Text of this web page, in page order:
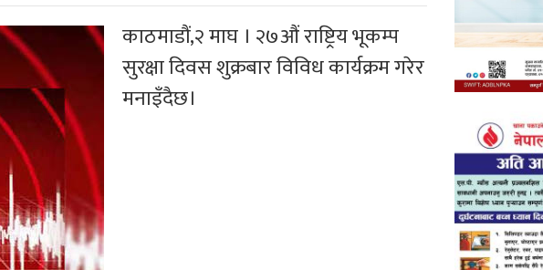
काठमाडौं,२ माघ । २७औं राष्ट्रिय भूकम्प
सुरक्षा दिवस शुक्रबार विविध कार्यक्रम गरेर
मनाइँदैछ।